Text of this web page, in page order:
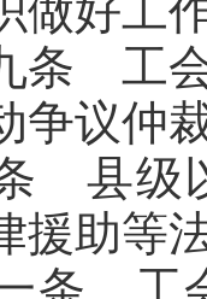
做好工
工会
议仲裁
级以
援助等